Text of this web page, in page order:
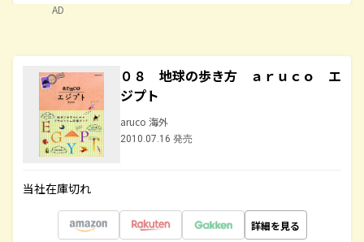
AD
０８ 地球の歩き方 ａｒｕｃｏ エ
ジプト
aruco 海外
2010.07.16 発売
当社在庫切れ
詳細を見る